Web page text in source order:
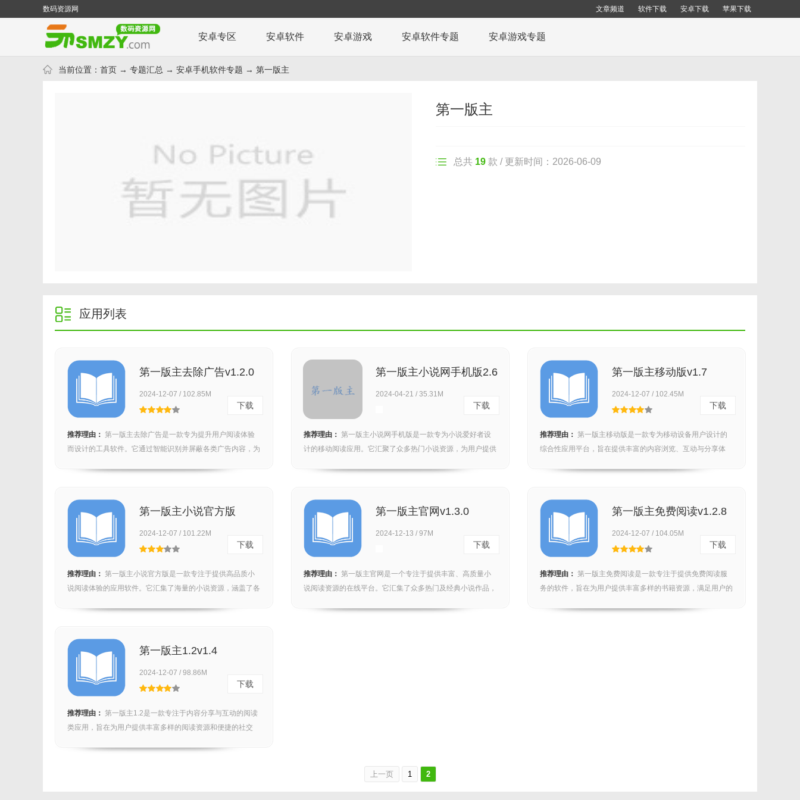
数码资源网 文章频道 软件下载 安卓下载 苹果下载
安卓专区 安卓软件 安卓游戏 安卓软件专题 安卓游戏专题
当前位置： 首页 → 专题汇总 → 安卓手机软件专题 → 第一版主
第一版主
总共 19 款 / 更新时间：2026-06-09
应用列表
第一版主去除广告v1.2.0
2024-12-07 / 102.85M
下载
推荐理由： 第一版主去除广告是一款专为提升用户阅读体验
而设计的工具软件。它通过智能识别并屏蔽各类广告内容，为
第一版主小说网手机版2.6
2024-04-21 / 35.31M
下载
推荐理由： 第一版主小说网手机版是一款专为小说爱好者设
计的移动阅读应用。它汇聚了众多热门小说资源，为用户提供
第一版主移动版v1.7
2024-12-07 / 102.45M
下载
推荐理由： 第一版主移动版是一款专为移动设备用户设计的
综合性应用平台，旨在提供丰富的内容浏览、互动与分享体
第一版主小说官方版
2024-12-07 / 101.22M
下载
推荐理由： 第一版主小说官方版是一款专注于提供高品质小
说阅读体验的应用软件。它汇集了海量的小说资源，涵盖了各
第一版主官网v1.3.0
2024-12-13 / 97M
下载
推荐理由： 第一版主官网是一个专注于提供丰富、高质量小
说阅读资源的在线平台。它汇集了众多热门及经典小说作品，
第一版主免费阅读v1.2.8
2024-12-07 / 104.05M
下载
推荐理由： 第一版主免费阅读是一款专注于提供免费阅读服
务的软件，旨在为用户提供丰富多样的书籍资源，满足用户的
第一版主1.2v1.4
2024-12-07 / 98.86M
下载
推荐理由： 第一版主1.2是一款专注于内容分享与互动的阅读
类应用，旨在为用户提供丰富多样的阅读资源和便捷的社交
上一页 1 2